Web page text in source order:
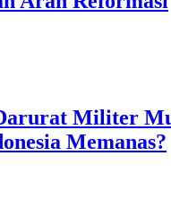
Militer
Memanas?